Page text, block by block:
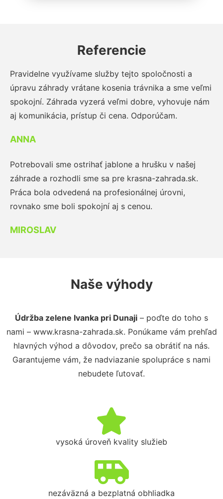
Referencie
Pravidelne využívame služby tejto spoločnosti a
úpravu záhrady vrátane kosenia trávnika a sme veľmi
spokojní. Záhrada vyzerá veľmi dobre, vyhovuje nám
aj komunikácia, prístup či cena. Odporúčam.
ANNA
Potrebovali sme ostrihať jablone a hrušku v našej
záhrade a rozhodli sme sa pre krasna-zahrada.sk.
Práca bola odvedená na profesionálnej úrovni,
rovnako sme boli spokojní aj s cenou.
MIROSLAV
Naše výhody
Údržba zelene Ivanka pri Dunaji – poďte do toho s
nami – www.krasna-zahrada.sk. Ponúkame vám prehľad
hlavných výhod a dôvodov, prečo sa obrátiť na nás.
Garantujeme vám, že nadviazanie spolupráce s nami
nebudete ľutovať.
vysoká úroveň kvality služieb
nezáväzná a bezplatná obhliadka